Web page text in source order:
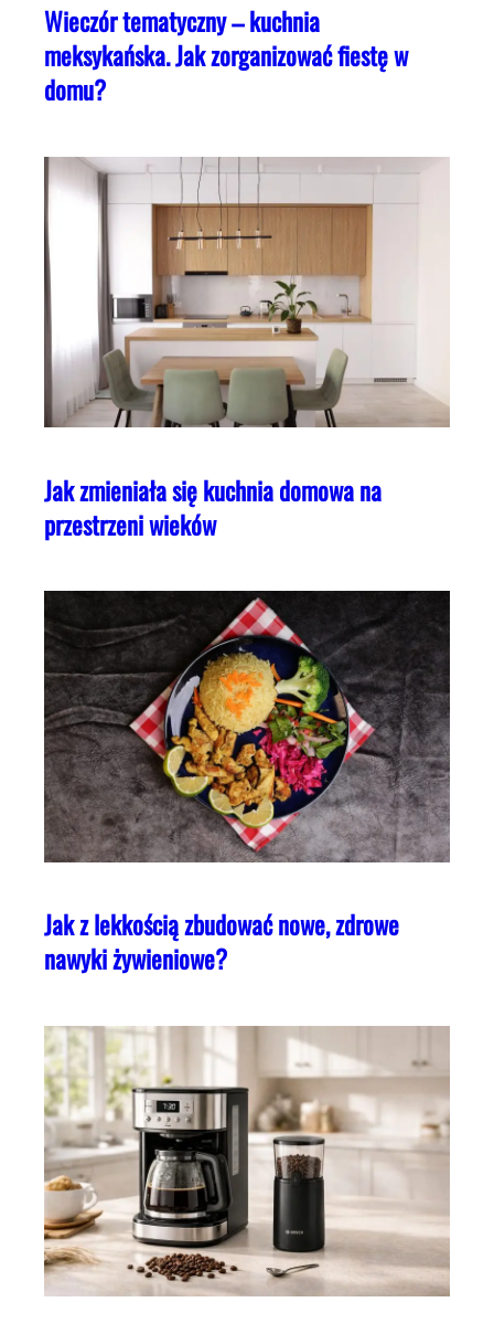
Wieczór tematyczny – kuchnia
meksykańska. Jak zorganizować fiestę w
domu?
Jak zmieniała się kuchnia domowa na
przestrzeni wieków
Jak z lekkością zbudować nowe, zdrowe
nawyki żywieniowe?